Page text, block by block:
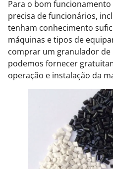
Para o bom
precisa de funcionários,
tenham conhecimento
máquinas e tipos de
comprar um granulador de
podemos fornecer
operação e instalação da